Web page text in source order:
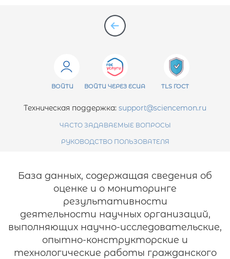
ВОЙТИ ВОЙТИ ЧЕРЕЗ ЕСИА TLS ГОСТ
Техническая поддержка: support@sciencemon.ru
ЧАСТО ЗАДАВАЕМЫЕ ВОПРОСЫ
РУКОВОДСТВО ПОЛЬЗОВАТЕЛЯ
База данных, содержащая сведения об
оценке и о мониторинге
результативности
деятельности научных организаций,
выполняющих научно-исследовательские,
опытно-конструкторские и
технологические работы гражданского